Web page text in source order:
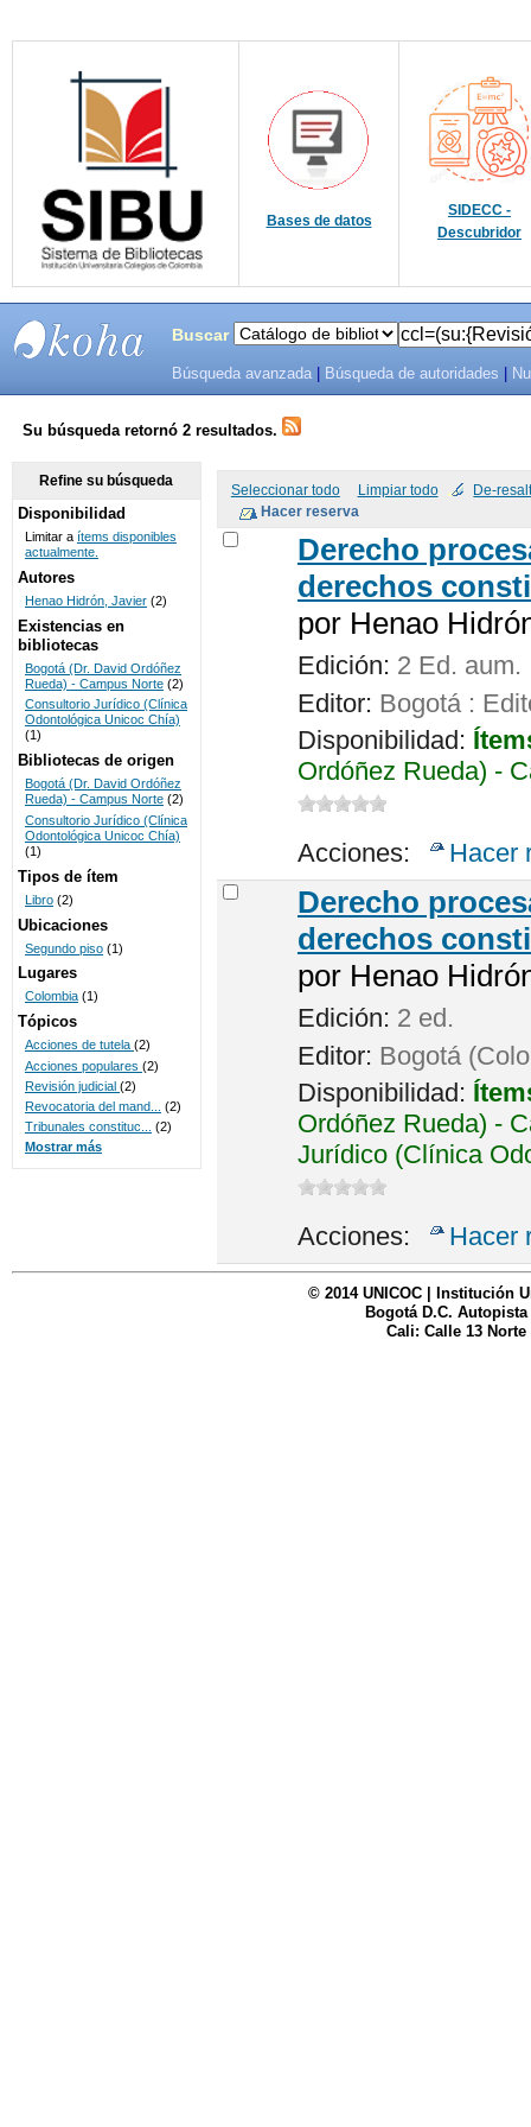
Bases de datos
SIDECC -
Descubridor
SISTEMAS
DE
BIBLIOTECAS
UNICOC
Buscar
Búsqueda avanzada Búsqueda de autoridades
Su búsqueda retornó 2 resultados.
Seleccionar todo Limpiar todo De-
Derecho
derechos
por Henao
Edición: 2 Ed. aum.
Editor: Bogotá :
Disponibilidad:
Ordóñez Rueda) -
Acciones: Hacer
Derecho
derechos
por Henao
Edición: 2 ed.
Editor: Bogotá
Disponibilidad:
Ordóñez Rueda) -
Jurídico (Clínica
Acciones: Hacer
Refine su búsqueda
Disponibilidad
Limitar a ítems disponibles
actualmente.
Autores
Henao Hidrón, Javier (2)
Existencias en
bibliotecas
Bogotá (Dr. David Ordóñez
Rueda) - Campus Norte (2)
Consultorio Jurídico (Clínica
Odontológica Unicoc Chía)
(1)
Bibliotecas de origen
Bogotá (Dr. David Ordóñez
Rueda) - Campus Norte (2)
Consultorio Jurídico (Clínica
Odontológica Unicoc Chía)
(1)
Tipos de ítem
Libro (2)
Ubicaciones
Segundo piso (1)
Lugares
Colombia (1)
Tópicos
Acciones de tutela (2)
Acciones populares (2)
Revisión judicial (2)
Revocatoria del mand...
(2)
Tribunales constituc...
(2)
Mostrar más
© 2014 UNICOC | Institución
Bogotá D.C. Autopista
Cali: Calle 13 Norte